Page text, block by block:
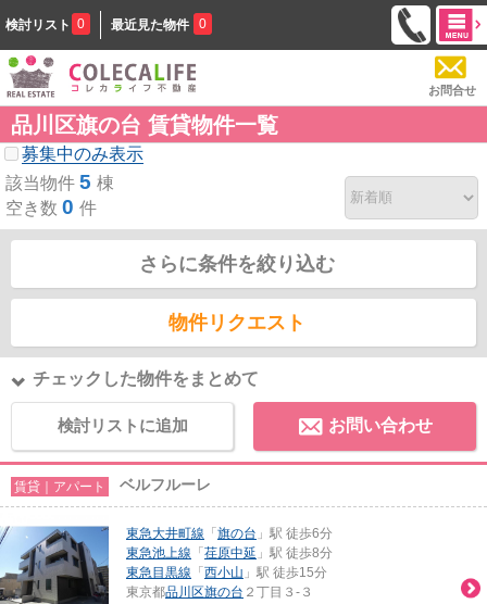
検討リスト 0 最近見た物件 0
お問合せ
品川区旗の台 賃貸物件一覧
募集中のみ表示
該当物件 5 棟
空き数 0 件
さらに条件を絞り込む
物件リクエスト
チェックした物件をまとめて
検討リストに追加 お問い合わせ
賃貸｜アパート ベルフルーレ
東急大井町線 「 旗の台 」駅 徒歩6分
東急池上線 「 荏原中延 」駅 徒歩8分
東急目黒線 「 西小山 」駅 徒歩15分
東京都品川区旗の台 ２丁目３-３